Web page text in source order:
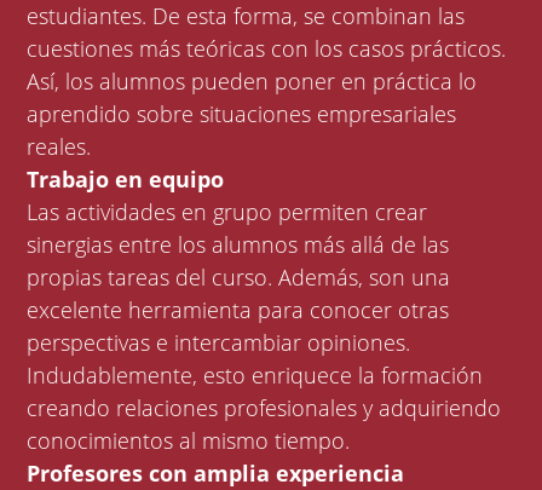
estudiantes. De esta forma, se combinan las
cuestiones más teóricas con los casos prácticos.
Así, los alumnos pueden poner en práctica lo
aprendido sobre situaciones empresariales
reales.
Trabajo en equipo
Las actividades en grupo permiten crear
sinergias entre los alumnos más allá de las
propias tareas del curso. Además, son una
excelente herramienta para conocer otras
perspectivas e intercambiar opiniones.
Indudablemente, esto enriquece la formación
creando relaciones profesionales y adquiriendo
conocimientos al mismo tiempo.
Profesores con amplia experiencia